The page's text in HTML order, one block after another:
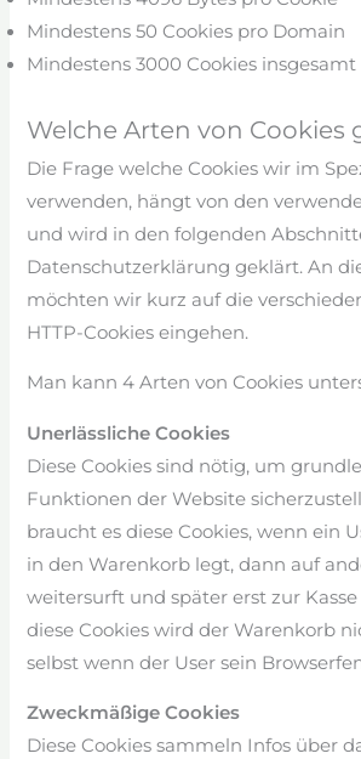
Mindestens 50 Cookies pro Domain
Mindestens 3000 Cookies insgesamt
Welche Arten von Cookies
Die Frage welche Cookies wir im
verwenden, hängt von den
und wird in den folgenden
Datenschutzerklärung geklärt. An
möchten wir kurz auf die
HTTP-Cookies eingehen.
Man kann 4 Arten von Cookies
Unerlässliche Cookies
Diese Cookies sind nötig, um
Funktionen der Website
braucht es diese Cookies, wenn ein
in den Warenkorb legt, dann auf
weitersurft und später erst zur
diese Cookies wird der Warenkorb
selbst wenn der User sein
Zweckmäßige Cookies
Diese Cookies sammeln Infos über